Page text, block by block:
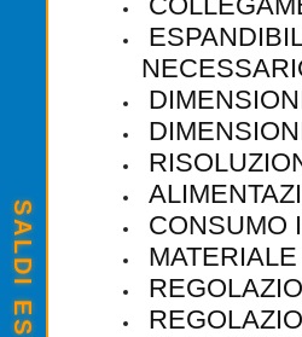
CONSUMO